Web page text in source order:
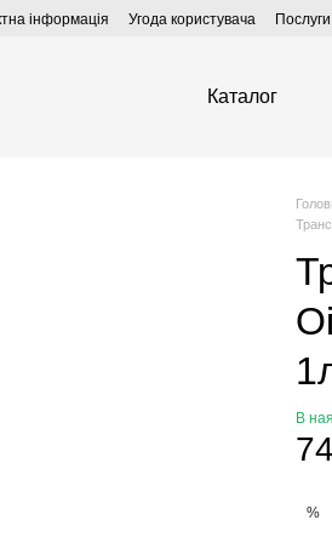
інформація Угода користувача Послуги
Каталог
В
%